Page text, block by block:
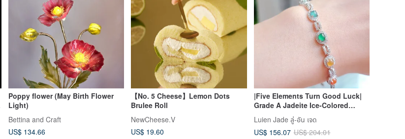
Poppy flower (May Birth Flower
Light)
Bettina and Craft
US$ 134.66
【No. 5 Cheese】Lemon Dots
Brulee Roll
NewCheese.V
US$ 19.60
|Five Elements Turn Good Luck|
Grade A Jadeite Ice-Colored
Rainbow Egg-Shaped Cabochon
5mm Sterling Silver Plated 18K
Lavishly Set Bracelet
Luien Jade ลู่-อัน เจด
US$ 156.07 US$ 204.01